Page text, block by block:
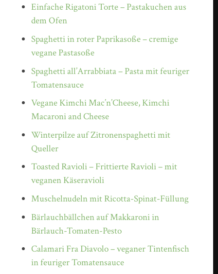
Einfache Rigatoni Torte – Pastakuchen aus
dem Ofen
Spaghetti in roter Paprikasoße – cremige
vegane Pastasoße
Spaghetti all’Arrabbiata – Pasta mit feuriger
Tomatensauce
Vegane Kimchi Mac’n’Cheese, Kimchi
Macaroni and Cheese
Winterpilze auf Zitronenspaghetti mit
Queller
Toasted Ravioli – Frittierte Ravioli – mit
veganen Käseravioli
Muschelnudeln mit Ricotta-Spinat-Füllung
Bärlauchbällchen auf Makkaroni in
Bärlauch-Tomaten-Pesto
Calamari Fra Diavolo – veganer Tintenfisch
in feuriger Tomatensauce